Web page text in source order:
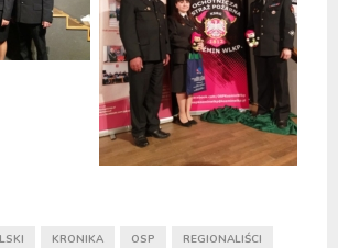
KRONIKA OSP REGIONALIŚCI